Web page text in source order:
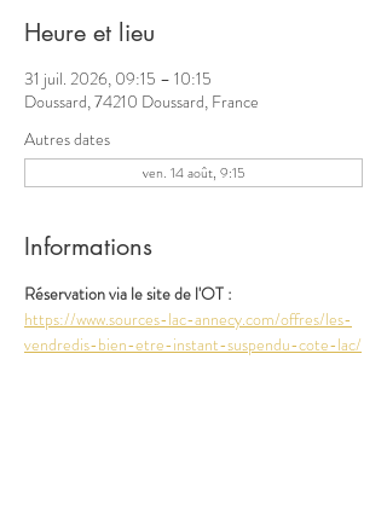
Heure et lieu
31 juil. 2026, 09:15 – 10:15
Doussard, 74210 Doussard, France
Autres dates
ven. 14 août, 9:15
Informations
Réservation via le site de l'OT :
https://www.sources-lac-annecy.com/offres/les-
vendredis-bien-etre-instant-suspendu-cote-lac/